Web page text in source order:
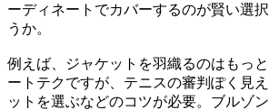
ーディネートでカバーするのが賢い選
うか。
例えば、ジャケットを羽織るのはもっ
ートテクですが、テニスの審判ぽく見
ットを選ぶなどのコツが必要。ブルゾ